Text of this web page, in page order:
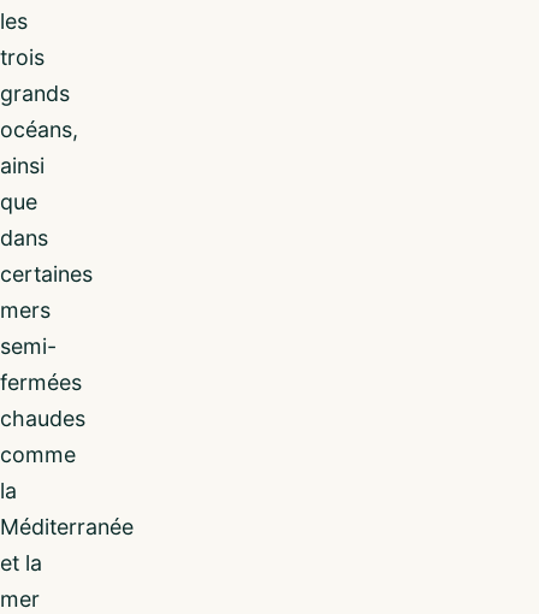
les
trois
grands
océans,
ainsi
que
dans
certaines
mers
semi-
fermées
chaudes
comme
la
Méditerranée
et la
mer